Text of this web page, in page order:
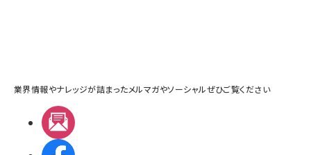
業界情報やナレッジが詰まったメルマガやソーシャルぜひご覧ください